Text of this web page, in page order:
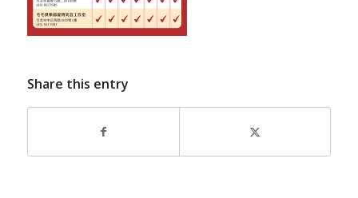
Share this entry